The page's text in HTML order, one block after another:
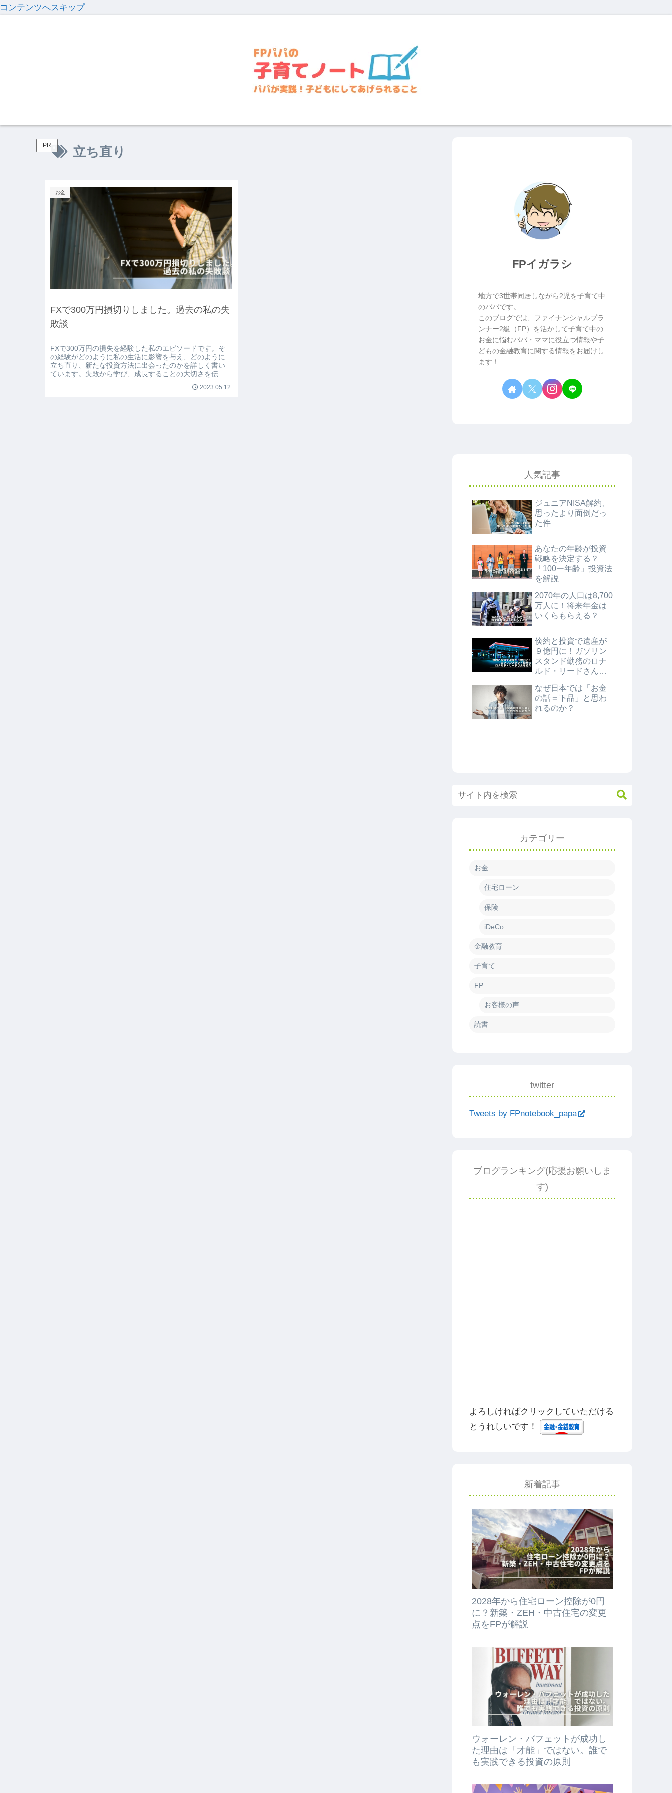
コンテンツへスキップ
PR 立ち直り
お金
FXで300万円損切りしました。過去の私の失
敗談
FXで300万円の損失を経験した私のエピソードです。そ
の経験がどのように私の生活に影響を与え、どのように
立ち直り、新たな投資方法に出会ったのかを詳しく書い
ています。失敗から学び、成長することの大切さを伝え
2023.05.12
FPイガラシ
地方で3世帯同居しながら2児を子育て中
のパパです。
このブログでは、ファイナンシャルプラ
ンナー2級（FP）を活かして子育て中の
お金に悩むパパ・ママに役立つ情報や子
どもの金融教育に関する情報をお届けし
ます！
人気記事
ジュニアNISA解約、
思ったより面倒だっ
た件
あなたの年齢が投資
戦略を決定する？
「100ー年齢」投資法
を解説
2070年の人口は8,700
万人に！将来年金は
いくらもらえる？
倹約と投資で遺産が
９億円に！ガソリン
スタンド勤務のロナ
ルド・リードさんを
なぜ日本では「お金
の話＝下品」と思わ
れるのか？
カテゴリー
お金
住宅ローン
保険
iDeCo
金融教育
子育て
FP
お客様の声
読書
twitter
Tweets by FPnotebook_papa
ブログランキング(応援お願いしま
す)
よろしければクリックしていただける
とうれしいです！
新着記事
2028年から住宅ローン控除が0円
に？新築・ZEH・中古住宅の変更
点をFPが解説
ウォーレン・バフェットが成功し
た理由は「才能」ではない。誰で
も実践できる投資の原則